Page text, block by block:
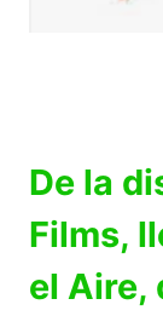
De la
Films,
el Aire,